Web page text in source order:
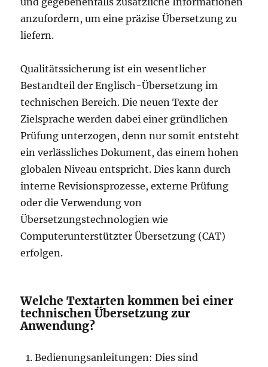
anzufordern, um eine präzise Übersetzung zu
liefern.
Qualitätssicherung ist ein wesentlicher
Bestandteil der Englisch-Übersetzung im
technischen Bereich. Die neuen Texte der
Zielsprache werden dabei einer gründlichen
Prüfung unterzogen, denn nur somit entsteht
ein verlässliches Dokument, das einem hohen
globalen Niveau entspricht. Dies kann durch
interne Revisionsprozesse, externe Prüfung
oder die Verwendung von
Übersetzungstechnologien wie
Computerunterstützter Übersetzung (CAT)
erfolgen.
Welche Textarten kommen bei einer
technischen Übersetzung zur
Anwendung?
Bedienungsanleitungen: Dies sind